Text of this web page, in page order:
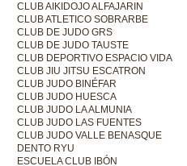
CLUB AIKIDOJO ALFAJARIN
CLUB ATLETICO SOBRARBE
CLUB DE JUDO GRS
CLUB DE JUDO TAUSTE
CLUB DEPORTIVO ESPACIO VIDA
CLUB JIU JITSU ESCATRON
CLUB JUDO BINÉFAR
CLUB JUDO HUESCA
CLUB JUDO LA ALMUNIA
CLUB JUDO LAS FUENTES
CLUB JUDO VALLE BENASQUE
DENTO RYU
ESCUELA CLUB IBÓN